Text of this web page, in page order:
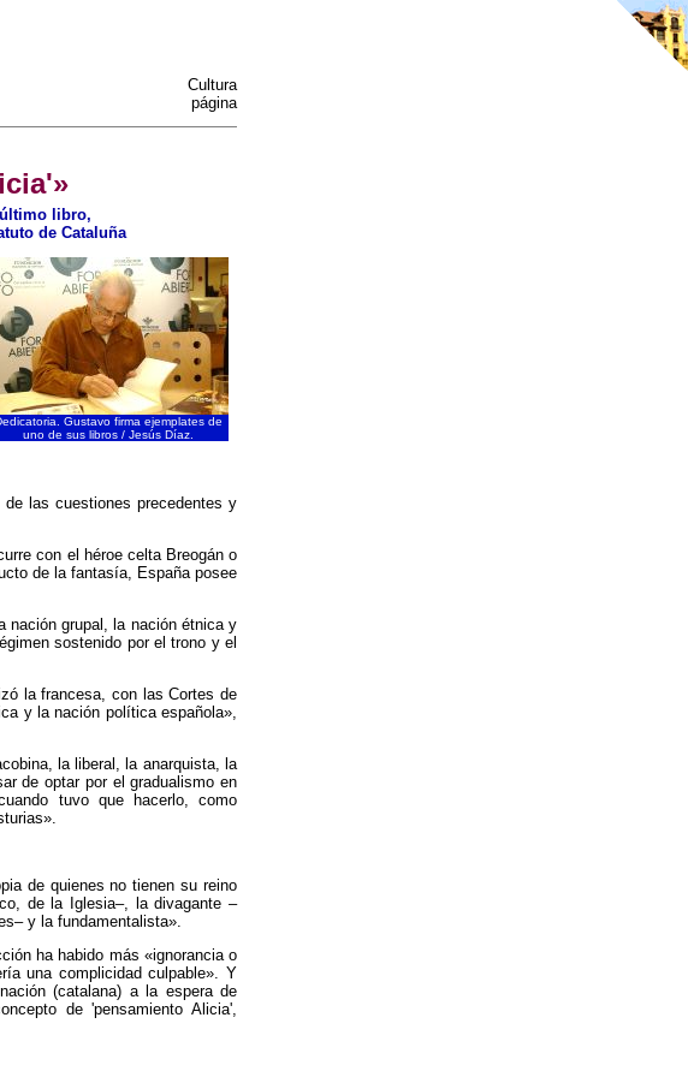
Cultura
página
libro,
de Cataluña
Gustavo firma ejemplates de
uno de sus libros / Jesús Díaz.
las cuestiones precedentes y
con el héroe celta Breogán o
de la fantasía, España posee
nación grupal, la nación étnica y
sostenido por el trono y el
la francesa, con las Cortes de
y la nación política española»,
la liberal, la anarquista, la
de optar por el gradualismo en
tuvo que hacerlo, como
de quienes no tienen su reino
de la Iglesia–, la divagante –
y la fundamentalista».
ha habido más «ignorancia o
una complicidad culpable». Y
(catalana) a la espera de
de 'pensamiento Alicia',